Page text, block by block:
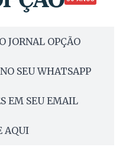
JORNAL OPÇÃO
SEU WHATSAPP
EM SEU EMAIL
AQUI